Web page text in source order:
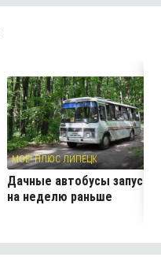
МОЁ! ПЛЮС ЛИПЕЦК
Дачные автобусы
на неделю раньше